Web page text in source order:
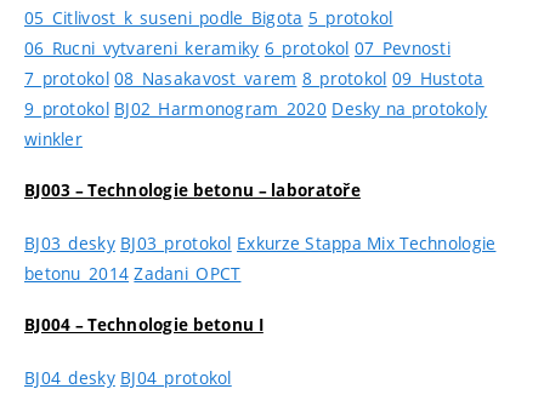
05_Citlivost_k_suseni_podle_Bigota 5_protokol
06_Rucni_vytvareni_keramiky 6_protokol 07_Pevnosti
7_protokol 08_Nasakavost_varem 8_protokol 09_Hustota
9_protokol BJ02_Harmonogram_2020 Desky na protokoly
winkler
BJ003 – Technologie betonu – laboratoře
BJ03_desky BJ03_protokol Exkurze Stappa Mix Technologie
betonu_2014 Zadani_OPCT
BJ004 – Technologie betonu I
BJ04_desky BJ04_protokol